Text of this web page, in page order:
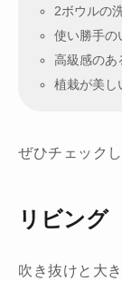
2ボウルの
使い勝手の
高級感のあ
植栽が美し
ぜひチェック
リビング
吹き抜けと大